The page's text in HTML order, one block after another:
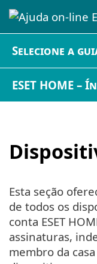
Selecione a
ESET HOME –
Esta seção
de todos os
conta ESET
assinaturas,
membro da